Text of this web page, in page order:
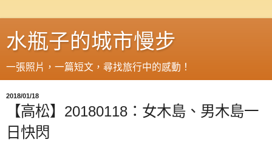
水瓶子的城市慢步
一張照片，一篇短文，尋找旅行中的感動！
2018/01/18
【高松】20180118：女木島、男木島一
日快閃